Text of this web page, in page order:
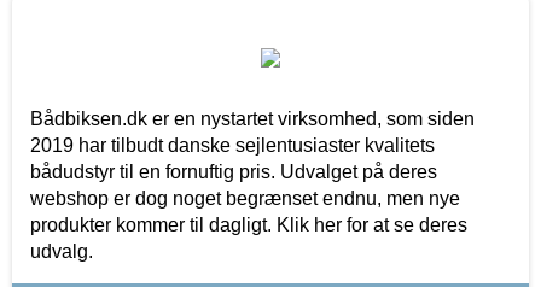
Bådbiksen.dk er en nystartet virksomhed, som siden
2019 har tilbudt danske sejlentusiaster kvalitets
bådudstyr til en fornuftig pris. Udvalget på deres
webshop er dog noget begrænset endnu, men nye
produkter kommer til dagligt. Klik her for at se deres
udvalg.